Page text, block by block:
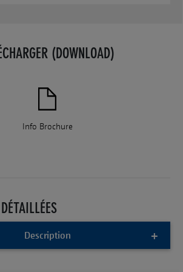
(DOWNLOAD)
Info Brochure
Description